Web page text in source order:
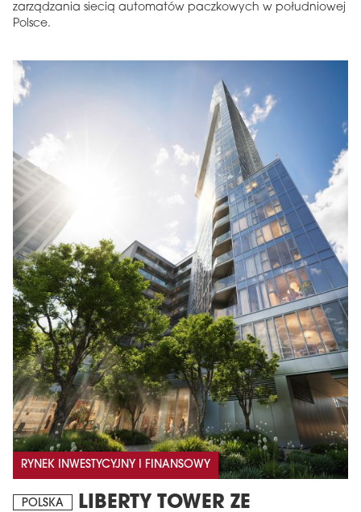
zarządzania siecią automatów paczkowych w południowej
Polsce.
RYNEK INWESTYCYJNY I FINANSOWY
POLSKA
LIBERTY TOWER ZE